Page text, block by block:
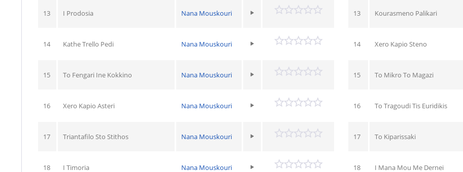
13 I Prodosia Nana Mouskouri
14 Kathe Trello Pedi Nana Mouskouri
15 To Fengari Ine Kokkino Nana Mouskouri
16 Xero Kapio Asteri Nana Mouskouri
17 Triantafilo Sto Stithos Nana Mouskouri
18 I Timoria Nana Mouskouri
13 Kourasmeno Palikari
14 Xero Kapio Steno
15 To Mikro To Magazi
16 To Tragoudi Tis Euridikis
17 To Kiparissaki
18 I Mana Mou Me Dernei